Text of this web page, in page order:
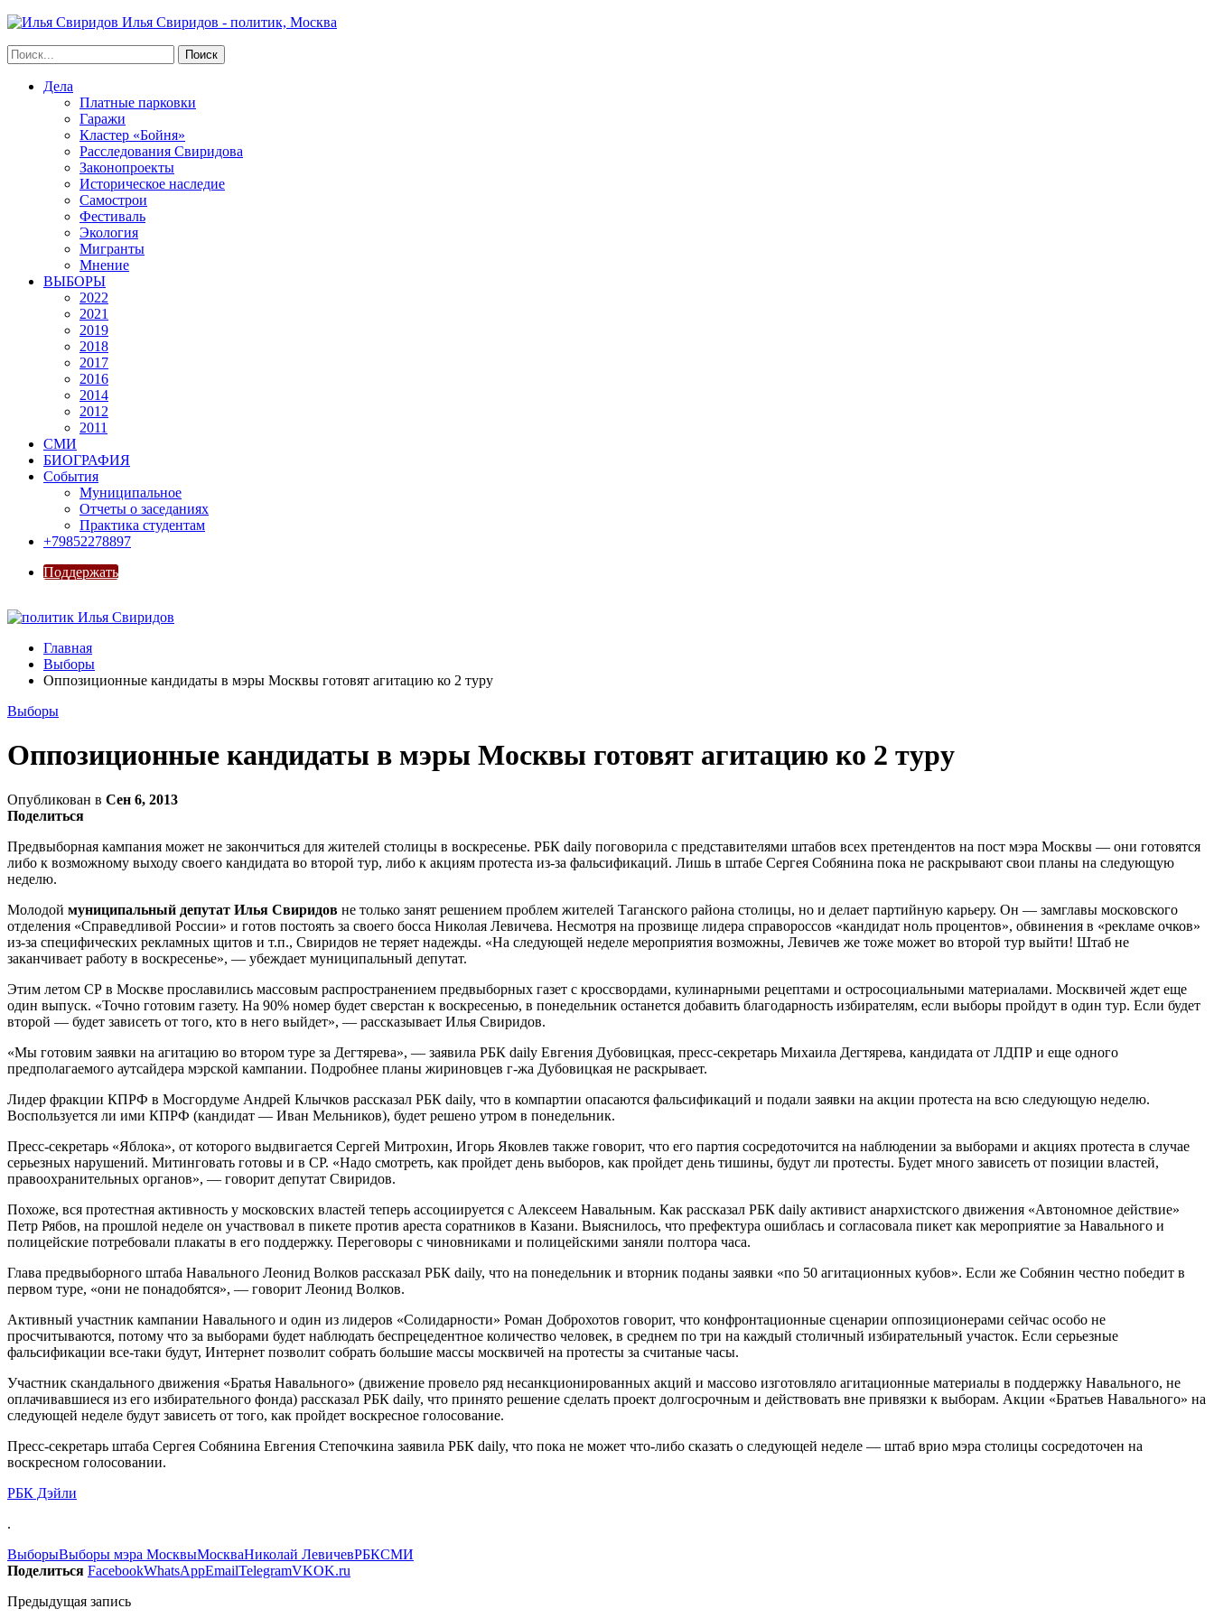
Илья Свиридов - политик, Москва
Дела
Платные парковки
Гаражи
Кластер «Бойня»
Расследования Свиридова
Законопроекты
Историческое наследие
Самострои
Фестиваль
Экология
Мигранты
Мнение
ВЫБОРЫ
2022
2021
2019
2018
2017
2016
2014
2012
2011
СМИ
БИОГРАФИЯ
События
Муниципальное
Отчеты о заседаниях
Практика студентам
+79852278897
Поддержать
Главная
Выборы
Оппозиционные кандидаты в мэры Москвы готовят агитацию ко 2 туру
Выборы
Оппозиционные кандидаты в мэры Москвы готовят агитацию ко 2 туру
Опубликован в Сен 6, 2013
Поделиться
Предвыборная кампания может не закончиться для жителей столицы в воскресенье. РБК daily поговорила с представителями штабов всех претендентов на пост мэра Москвы — они готовятся
либо к возможному выходу своего кандидата во второй тур, либо к акциям протеста из-за фальсификаций. Лишь в штабе Сергея Собянина пока не раскрывают свои планы на следующую
неделю.
Молодой муниципальный депутат Илья Свиридов не только занят решением проблем жителей Таганского района столицы, но и делает партийную карьеру. Он — замглавы московского
отделения «Справедливой России» и готов постоять за своего босса Николая Левичева. Несмотря на прозвище лидера справороссов «кандидат ноль процентов», обвинения в «рекламе очков»
из-за специфических рекламных щитов и т.п., Свиридов не теряет надежды. «На следующей неделе мероприятия возможны, Левичев же тоже может во второй тур выйти! Штаб не
заканчивает работу в воскресенье», — убеждает муниципальный депутат.
Этим летом СР в Москве прославились массовым распространением предвыборных газет с кроссвордами, кулинарными рецептами и остросоциальными материалами. Москвичей ждет еще
один выпуск. «Точно готовим газету. На 90% номер будет сверстан к воскресенью, в понедельник останется добавить благодарность избирателям, если выборы пройдут в один тур. Если будет
второй — будет зависеть от того, кто в него выйдет», — рассказывает Илья Свиридов.
«Мы готовим заявки на агитацию во втором туре за Дегтярева», — заявила РБК daily Евгения Дубовицкая, пресс-секретарь Михаила Дегтярева, кандидата от ЛДПР и еще одного
предполагаемого аутсайдера мэрской кампании. Подробнее планы жириновцев г-жа Дубовицкая не раскрывает.
Лидер фракции КПРФ в Мосгордуме Андрей Клычков рассказал РБК daily, что в компартии опасаются фальсификаций и подали заявки на акции протеста на всю следующую неделю.
Воспользуется ли ими КПРФ (кандидат — Иван Мельников), будет решено утром в понедельник.
Пресс-секретарь «Яблока», от которого выдвигается Сергей Митрохин, Игорь Яковлев также говорит, что его партия сосредоточится на наблюдении за выборами и акциях протеста в случае
серьезных нарушений. Митинговать готовы и в СР. «Надо смотреть, как пройдет день выборов, как пройдет день тишины, будут ли протесты. Будет много зависеть от позиции властей,
правоохранительных органов», — говорит депутат Свиридов.
Похоже, вся протестная активность у московских властей теперь ассоциируется с Алексеем Навальным. Как рассказал РБК daily активист анархистского движения «Автономное дей­ствие»
Петр Рябов, на прошлой неделе он участвовал в пикете против ареста соратников в Казани. Выяснилось, что префектура ошиблась и согласовала пикет как мероприятие за Навального и
полицейские потребовали плакаты в его поддержку. Переговоры с чиновниками и полицейскими заняли полтора часа.
Глава предвыборного штаба Навального Леонид Волков рассказал РБК daily, что на понедельник и вторник поданы заявки «по 50 агитационных кубов». Если же Собянин честно победит в
первом туре, «они не понадобятся», — говорит Леонид Волков.
Активный участник кампании Навального и один из лидеров «Солидарности» Роман Доброхотов говорит, что конфронтационные сценарии оппозиционерами сейчас особо не
просчитываются, потому что за выборами будет наблюдать беспрецедентное количество человек, в среднем по три на каждый столичный избирательный участок. Если серьезные
фальсификации все-таки будут, Интернет позволит собрать большие массы москвичей на протесты за считаные часы.
Участник скандального движения «Братья Навального» (движение провело ряд несанкционированных акций и массово изготовляло агитационные материалы в поддержку Навального, не
оплачивавшиеся из его избирательного фонда) рассказал РБК daily, что принято решение сделать проект долгосрочным и действовать вне привязки к выборам. Акции «Братьев Навального» на
следующей неделе будут зависеть от того, как пройдет воскресное голосование.
Пресс-секретарь штаба Сергея Собянина Евгения Степочкина заявила РБК daily, что пока не может что-либо сказать о следующей неделе — штаб врио мэра столицы сосредоточен на
воскресном голосовании.
РБК Дэйли
.
ВыборыВыборы мэра МосквыМоскваНиколай ЛевичевРБКСМИ
Поделиться FacebookWhatsAppEmailTelegramVKOK.ru
Предыдущая запись